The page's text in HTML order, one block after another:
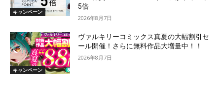
キャンペーン
5倍
2026年8月7日
キャンペーン
ヴァルキリーコミックス真夏の大幅割引セ
ール開催！さらに無料作品大増量中！！
2026年8月7日